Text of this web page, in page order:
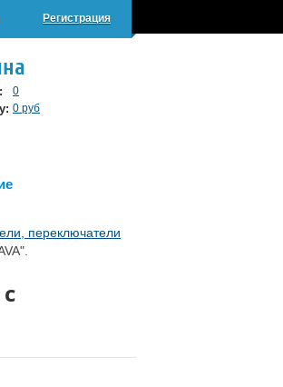
Регистрация
0
0 руб
переключатели